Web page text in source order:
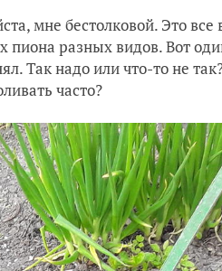
мне бестолковой. Это все
пиона разных видов. Вот
Так надо или что-то не
часто?